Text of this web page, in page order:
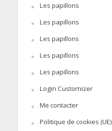
Les papillons
Les papillons
Les papillons
Les papillons
Les papillons
Login Customizer
Me contacter
Politique de cookies (UE)